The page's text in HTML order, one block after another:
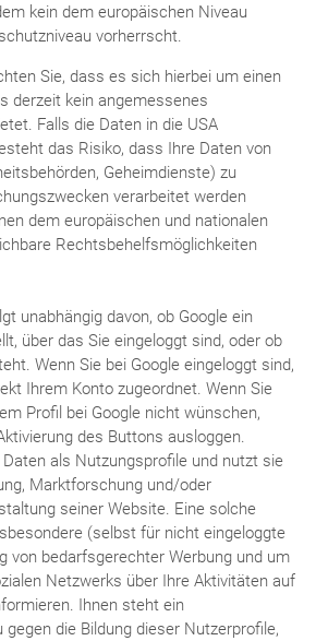
kein dem europäischen Niveau
vorherrscht.
Sie, dass es sich hierbei um einen
derzeit kein angemessenes
Falls die Daten in die USA
das Risiko, dass Ihre Daten von
Geheimdienste) zu
verarbeitet werden
dem europäischen und nationalen
Rechtsbehelfsmöglichkeiten
unabhängig davon, ob Google ein
über das Sie eingeloggt sind, oder ob
Wenn Sie bei Google eingeloggt sind,
Ihrem Konto zugeordnet. Wenn Sie
Profil bei Google nicht wünschen,
des Buttons ausloggen.
als Nutzungsprofile und nutzt sie
Marktforschung und/oder
seiner Website. Eine solche
(selbst für nicht eingeloggte
von bedarfsgerechter Werbung und um
Netzwerks über Ihre Aktivitäten auf
Ihnen steht ein
die Bildung dieser Nutzerprofile,